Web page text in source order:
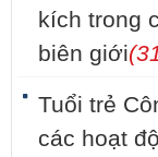
kích trong
biên giới
Tuổi trẻ
các hoạt